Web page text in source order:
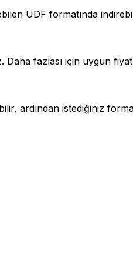
UDF formatında
fazlası için uygun
ardından istediğiniz